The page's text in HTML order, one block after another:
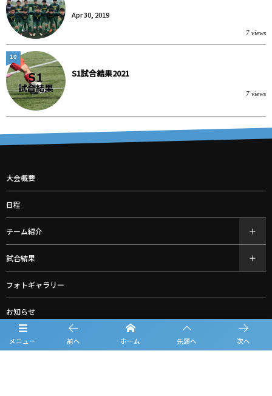
Apr 30, 2019
7 views
S1試合結果2021
7 views
10
メニュー 前へ ホーム 先頭へ 次へ
大会概要
日程
チーム紹介
試合結果
フォトギャラリー
お知らせ
ルーキーリーグ一覧